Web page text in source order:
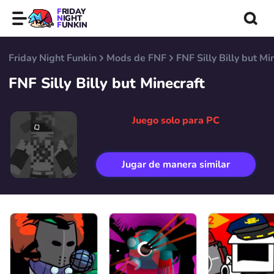
FRIDAY
NIGHT
FUNKIN
Friday Night Funkin Mods de FNF FNF Silly Billy but
FNF Silly Billy but Minecraft
Juego solo para PC
Jugar de manera similar